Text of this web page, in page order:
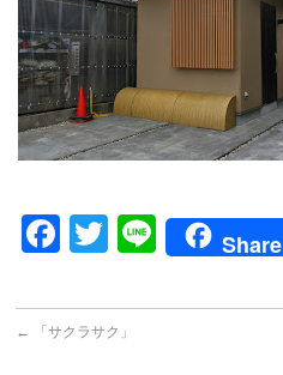
Facebook
Twitter
LineShare
← 「サクラサク」